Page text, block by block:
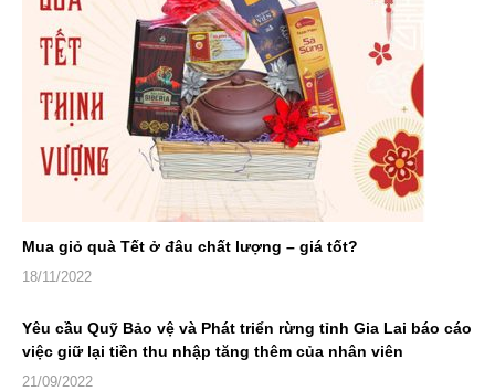
Mua giỏ quà Tết ở đâu chất lượng – giá tốt?
18/11/2022
Yêu cầu Quỹ Bảo vệ và Phát triển rừng tỉnh Gia Lai báo cáo
việc giữ lại tiền thu nhập tăng thêm của nhân viên
21/09/2022